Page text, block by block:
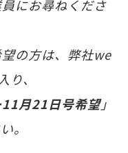
にお尋ねくださ
の方は、弊社we
り、
11月21日号希望」
。